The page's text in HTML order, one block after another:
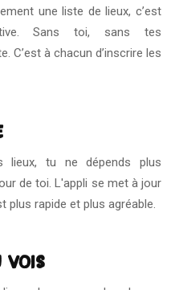
une liste de lieux, c’est
Sans toi, sans tes
C’est à chacun d’inscrire les
lieux, tu ne dépends plus
de toi. L'appli se met à jour
plus rapide et plus agréable.
vois